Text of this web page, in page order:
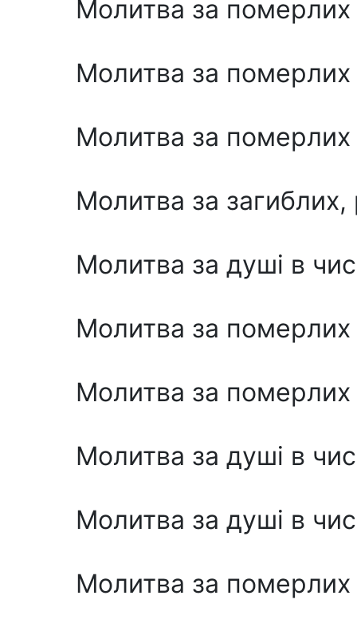
Молитва за померлих
Молитва за померлих
Молитва за померлих
Молитва за загиблих,
Молитва за душі в
Молитва за померлих
Молитва за померлих
Молитва за душі в
Молитва за душі в
Молитва за померлих